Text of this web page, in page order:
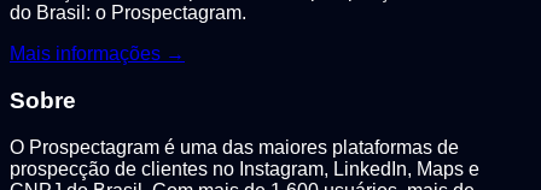
do Brasil: o Prospectagram.
Mais informações →
Sobre
O Prospectagram é uma das maiores plataformas de
prospecção de clientes no Instagram, LinkedIn, Maps e